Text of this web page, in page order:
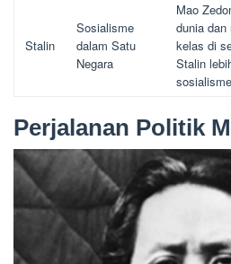
Stalin
Sosialisme
dalam Satu
Negara
Mao
dunia dan
kelas di
Stalin
Perjalanan Politik